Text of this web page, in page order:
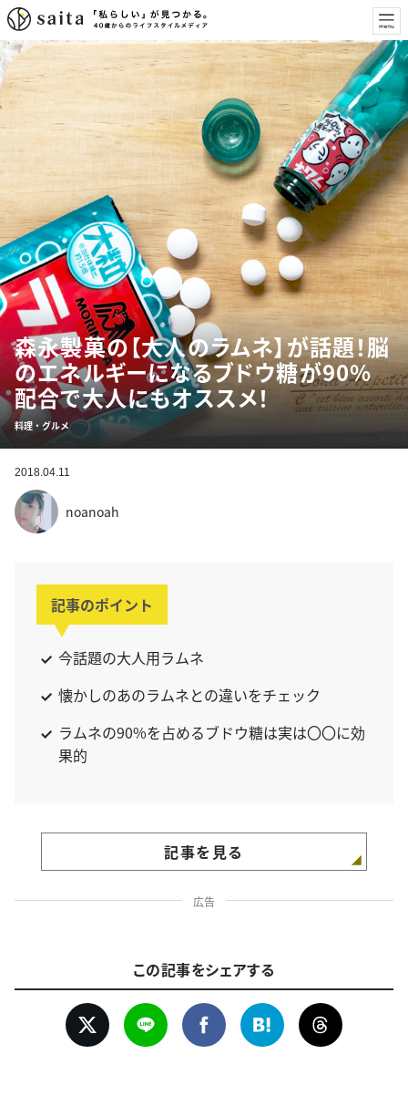
森永製菓の【大人のラムネ】が話題！脳
のエネルギーになるブドウ糖が90%
配合で大人にもオススメ！
料理・グルメ
2018.04.11
noanoah
記事のポイント
今話題の大人用ラムネ
懐かしのあのラムネとの違いをチェック
ラムネの90%を占めるブドウ糖は実は〇〇に効
果的
記事を見る
広告
この記事をシェアする